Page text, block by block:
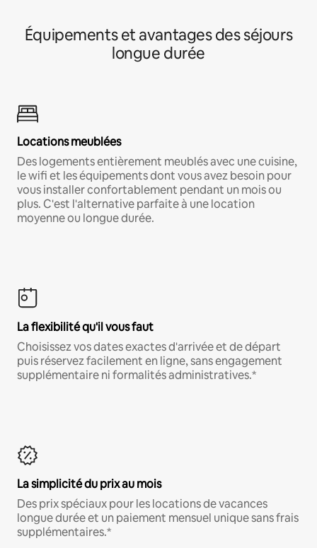
Équipements et avantages des séjours
longue durée
Locations meublées
Des logements entièrement meublés avec une cuisine,
le wifi et les équipements dont vous avez besoin pour
vous installer confortablement pendant un mois ou
plus. C'est l'alternative parfaite à une location
moyenne ou longue durée.
La flexibilité qu'il vous faut
Choisissez vos dates exactes d'arrivée et de départ
puis réservez facilement en ligne, sans engagement
supplémentaire ni formalités administratives.*
La simplicité du prix au mois
Des prix spéciaux pour les locations de vacances
longue durée et un paiement mensuel unique sans frais
supplémentaires.*